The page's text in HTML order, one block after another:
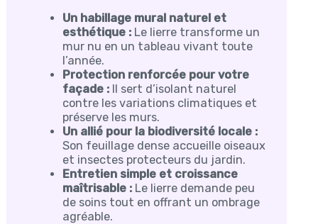
Un habillage mural naturel et
esthétique : Le lierre transforme un
mur nu en un tableau vivant toute
l’année.
Protection renforcée pour votre
façade : Il sert d’isolant naturel
contre les variations climatiques et
préserve les murs.
Un allié pour la biodiversité locale :
Son feuillage dense accueille oiseaux
et insectes protecteurs du jardin.
Entretien simple et croissance
maîtrisable : Le lierre demande peu
de soins tout en offrant un ombrage
agréable.